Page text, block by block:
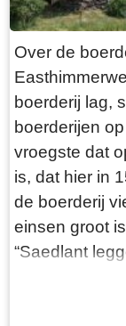
vervoer van
een groot
Vervoer over
verbinding tot
aangelegd.
Oosthem in
vaste brug, is
Over de
boerderij lag,
boerderijen
vroegste dat
is, dat hier in
de boerderij
einsen groot
“Saedlant
huijs ende
boerderij tot